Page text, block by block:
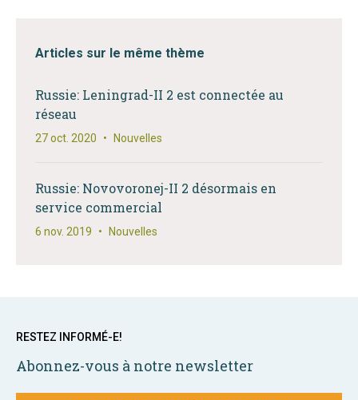
Articles sur le même thème
Russie: Leningrad-II 2 est connectée au
réseau
27 oct. 2020 • Nouvelles
Russie: Novovoronej-II 2 désormais en
service commercial
6 nov. 2019 • Nouvelles
RESTEZ INFORMÉ-E!
Abonnez-vous à notre newsletter